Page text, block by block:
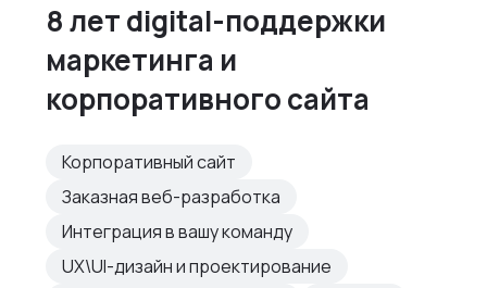
8 лет digital-поддержки
маркетинга и
корпоративного сайта
Корпоративный сайт
Заказная веб-разработка
Интеграция в вашу команду
UX\UI-дизайн и проектирование